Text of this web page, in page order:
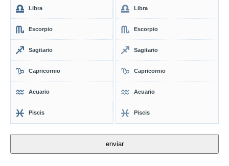
Libra
Escorpio
Sagitario
Capricornio
Acuario
Piscis
Libra
Escorpio
Sagitario
Capricornio
Acuario
Piscis